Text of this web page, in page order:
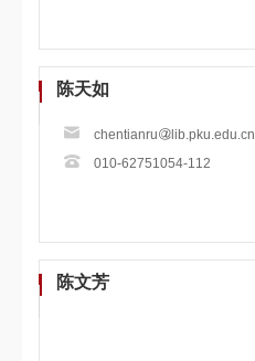
陈天如
chentianru
lib.pku.edu.cn
010-62751054-112
陈文芳